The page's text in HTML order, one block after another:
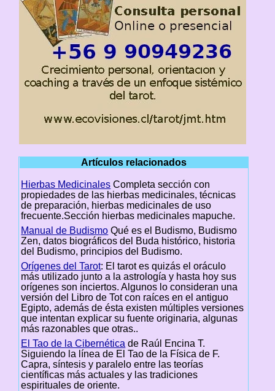
Artículos relacionados
Hierbas Medicinales Completa sección con
propiedades de las hierbas medicinales, técnicas
de preparación, hierbas medicinales de uso
frecuente.Sección hierbas medicinales mapuche.
Manual de Budismo Qué es el Budismo, Budismo
Zen, datos biográficos del Buda histórico, historia
del Budismo, principios del Budismo.
Orígenes del Tarot: El tarot es quizás el oráculo
más utilizado junto a la astrología y hasta hoy sus
orígenes son inciertos. Algunos lo consideran una
versión del Libro de Tot con raíces en el antiguo
Egipto, además de ésta existen múltiples versiones
que intentan explicar su fuente originaria, algunas
más razonables que otras..
El Tao de la Cibernética de Raúl Encina T.
Siguiendo la línea de El Tao de la Física de F.
Capra, síntesis y paralelo entre las teorías
científicas más actuales y las tradiciones
espirituales de oriente.